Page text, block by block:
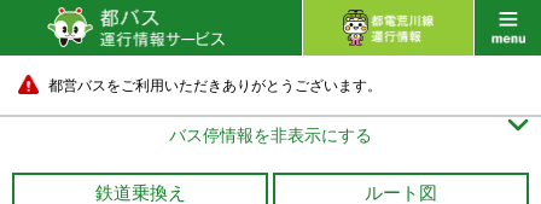
都営バスをご利用いただきありがとうございます。
バス停情報を非表示にする 
鉄道乗換え ルート図